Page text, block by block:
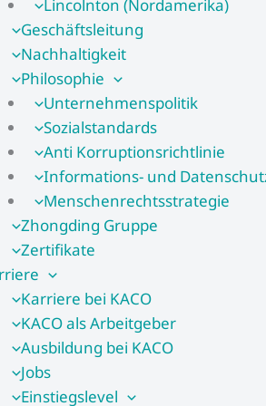
Lincolnton (Nordamerika)
Geschäftsleitung
Nachhaltigkeit
Philosophie
Unternehmenspolitik
Sozialstandards
Anti Korruptionsrichtlinie
Informations- und
Menschenrechtsstrategie
Zhongding Gruppe
Zertifikate
Karriere bei KACO
KACO als Arbeitgeber
Ausbildung bei KACO
Jobs
Einstiegslevel